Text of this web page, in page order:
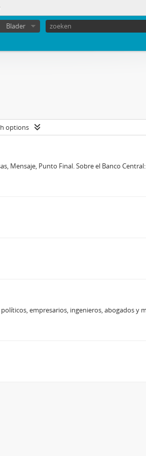
Blader
options
Mensaje, Punto Final. Sobre el Banco
empresarios, ingenieros, abogados y